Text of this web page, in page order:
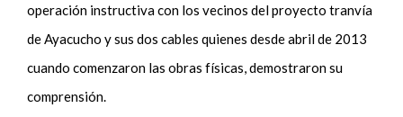
operación instructiva con los vecinos del proyecto tranvía
de Ayacucho y sus dos cables quienes desde abril de 2013
cuando comenzaron las obras físicas, demostraron su
comprensión.